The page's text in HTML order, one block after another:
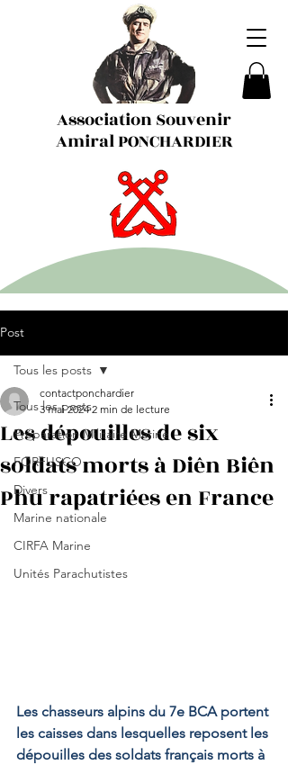
Association Souvenir
Amiral PONCHARDIER
Post
Tous les posts
Préparation Militaire Marine
FORFUSCO
Divers
Marine nationale
CIRFA Marine
Unités Parachutistes
Tous les posts
Les dépouilles de six
soldats morts à Diên Biên
Phu rapatriées en France
contactponchardier
3 mai 2024 2 min de lecture
Les chasseurs alpins du 7e BCA portent
les caisses dans lesquelles reposent les
dépouilles des soldats français morts à